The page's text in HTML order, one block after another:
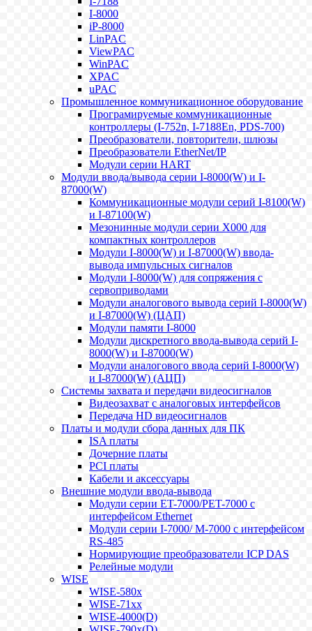
I-8000
iP-8000
LinPAC
ViewPAC
WinPAC
XPAC
uPAC
Промышленное коммуникационное оборудование
Програмируемые коммуникационные
контроллеры (I-752n, I-7188En, PDS-700)
Преобразователи, повторители, шлюзы
Преобразователи EtherNet/IP
Модули серии HART
Модули ввода/вывода серии I-8000(W) и I-
87000(W)
Коммуникационные модули серий I-8100(W)
и I-87100(W)
Мезонинные модули серии X000 для
компактных контроллеров
Модули I-8000(W) и I-87000(W) ввода-
вывода импульсных сигналов
Модули I-8000(W) для сопряжения с
сервоприводами
Модули аналогового вывода серий I-8000(W)
и I-87000(W) (ЦАП)
Модули памяти I-8000
Модули дискретного ввода-вывода серий I-
8000(W) и I-87000(W)
Модули аналогового ввода серий I-8000(W)
и I-87000(W) (АЦП)
Системы захвата и передачи видеосигналов
Видеозахват с аналоговых интерфейсов
Передача HD видеосигналов
Платы и модули сбора данных для ПК
ISA платы
Дочерние платы
PCI платы
Кабели и аксессуары
Внешние модули ввода-вывода
Модули серии ET-7000/PET-7000 с
интерфейсом Ethernet
Модули серии I-7000/ M-7000 с интерфейсом
RS-485
Нормирующие преобразователи ICP DAS
Релейные модули
WISE
WISE-580x
WISE-71xx
WISE-4000(D)